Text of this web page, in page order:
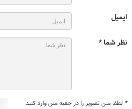
ایمیل
نظر شما *
* لطفا متن تصویر را در جعبه متن وارد کنید